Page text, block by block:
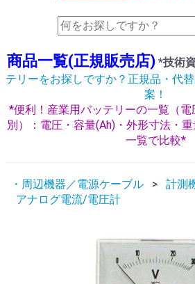
商品一覧(正規販売店) *技術
テリーをお探しですか？正規品・代
案！
*便利！産業用バッテリーの一覧（
別）：電圧・容量(Ah)・外形寸法・
一覧で比較*
・周辺機器／電源ケーブル
計測
アナログ電流/電圧計